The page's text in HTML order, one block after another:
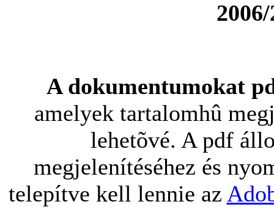
A dokumentumokat
amelyek tartalomhû
lehetõvé. A pdf
megjelenítéséhez és
telepítve kell lennie az